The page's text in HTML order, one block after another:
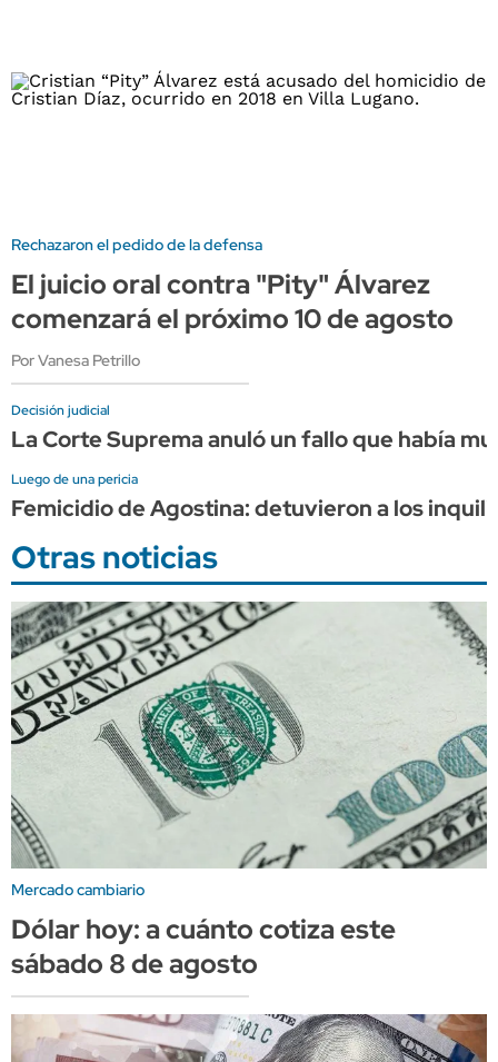
Rechazaron el pedido de la defensa
El juicio oral contra "Pity" Álvarez
comenzará el próximo 10 de agosto
Por Vanesa Petrillo
Decisión judicial
La Corte Suprema anuló un fallo que había
Luego de una pericia
Femicidio de Agostina: detuvieron a los
Otras noticias
Mercado cambiario
Dólar hoy: a cuánto cotiza este
sábado 8 de agosto